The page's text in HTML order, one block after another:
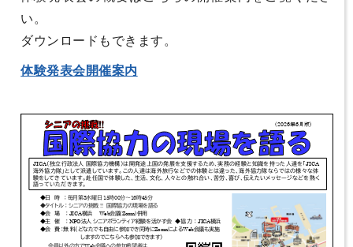
い。
ダウンロードもできます。
体験発表会開催案内